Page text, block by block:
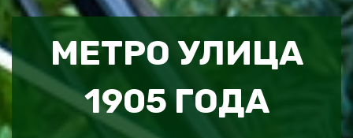
МЕТРО УЛИЦА
1905 ГОДА